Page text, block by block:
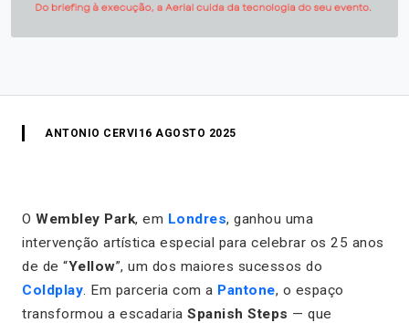
ANTONIO CERVI 16 AGOSTO 2025
O Wembley Park, em Londres, ganhou uma
intervenção artística especial para celebrar os 25 anos
de de “Yellow”, um dos maiores sucessos do
Coldplay. Em parceria com a Pantone, o espaço
transformou a escadaria Spanish Steps — que